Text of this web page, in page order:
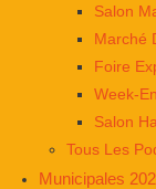
Salon
Marché
Foire
Week-
Salon
Tous Les
Municipales